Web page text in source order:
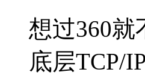
想过360就
底层TCP/